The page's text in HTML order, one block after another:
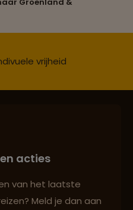
vrijheid
reisadvies
acties
van het laatste
Meld je dan aan